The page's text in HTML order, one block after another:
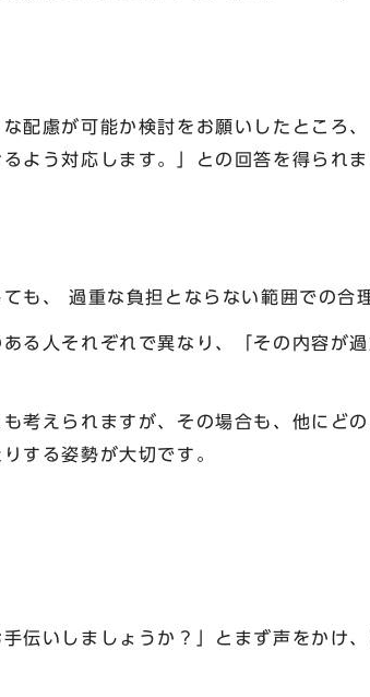
配慮が可能か検討をお願いしたところ
よう対応します。」との回答を得られま
も、 過重な負担とならない範囲での合
る人それぞれで異なり、「その内容が
考えられますが、その場合も、他にど
する姿勢が大切です。
伝いしましょうか？」とまず声をかけ